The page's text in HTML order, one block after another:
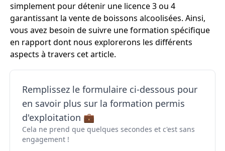
simplement pour détenir une licence 3 ou 4
garantissant la vente de boissons alcoolisées. Ainsi,
vous avez besoin de suivre une formation spécifique
en rapport dont nous explorerons les différents
aspects à travers cet article.
Remplissez le formulaire ci-dessous pour
en savoir plus sur la formation permis
d'exploitation 💼
Cela ne prend que quelques secondes et c'est sans
engagement !